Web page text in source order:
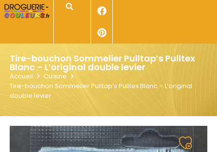
Rechercher
Tire-bouchon Sommelier Pulltap’s Pulltex
Blanc – L’original double levier
Accueil
Cuisine
Tire-bouchon Sommelier Pulltap’s Pulltex Blanc – L’original
double levier
Panneau de gestion des cookies